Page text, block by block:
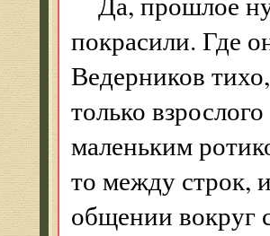
покрасили. Где
Ведерников
только
маленьким
то между строк,
общении вокруг